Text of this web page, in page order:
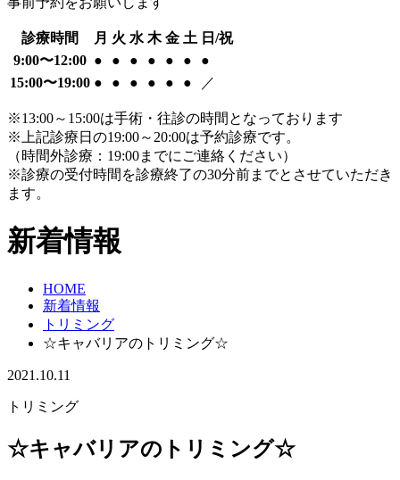
診療時間 月 火 水 木 金 土 日/祝
9:00〜12:00 ● ● ● ● ● ●
●
15:00〜19:00 ● ● ● ● ● ● ／
※13:00～15:00は手術・往診の時間となっております
※上記診療日の19:00～20:00は予約診療です。
（時間外診療：19:00までにご連絡ください）
※診療の受付時間を診療終了の30分前までとさせていただき
ます。
新着情報
HOME
新着情報
トリミング
☆キャバリアのトリミング☆
2021.10.11
トリミング
☆キャバリアのトリミング☆